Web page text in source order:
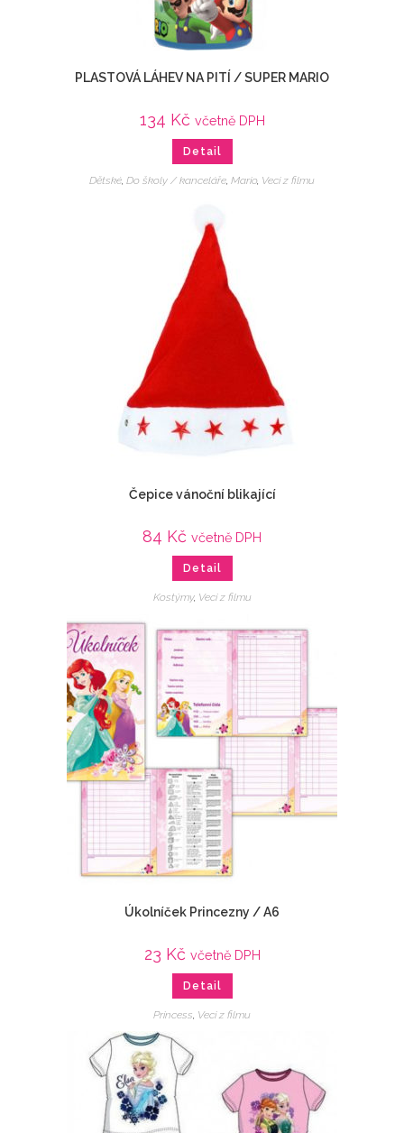
PLASTOVÁ LÁHEV NA PITÍ / SUPER MARIO
134 Kč včetně DPH
Detail
Dětské Do školy / kanceláře Mario, Veci z filmu
Čepice vánoční blikající
84 Kč včetně DPH
Detail
Kostýmy, Veci z filmu
Úkolníček Princezny / A6
23 Kč včetně DPH
Detail
Princess Veci z filmu